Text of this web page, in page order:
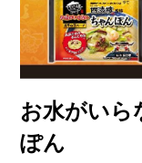
お水がいら
ぽん